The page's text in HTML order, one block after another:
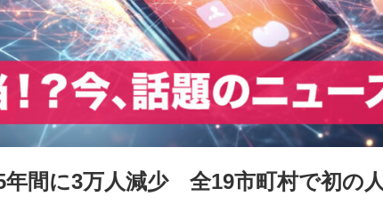
年間に3万人減少 全19市町村で初の